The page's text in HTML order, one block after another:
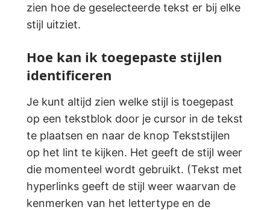
zien hoe de geselecteerde tekst er bij elke
stijl uitziet.
Hoe kan ik toegepaste stijlen
identificeren
Je kunt altijd zien welke stijl is toegepast
op een tekstblok door je cursor in de tekst
te plaatsen en naar de knop Tekststijlen
op het lint te kijken. Het geeft de stijl weer
die momenteel wordt gebruikt. (Tekst met
hyperlinks geeft de stijl weer waarvan de
kenmerken van het lettertype en de